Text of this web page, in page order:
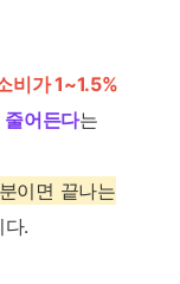
비가 1~1.5%
어든다는
이면 끝나는
.